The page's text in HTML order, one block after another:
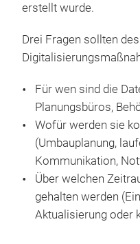
erstellt wurde.
Drei Fragen sollten
Für wen sind die
Planungsbüros,
Wofür werden sie
(Umbauplanung,
Kommunikation,
Über welchen
gehalten werden
Aktualisierung oder